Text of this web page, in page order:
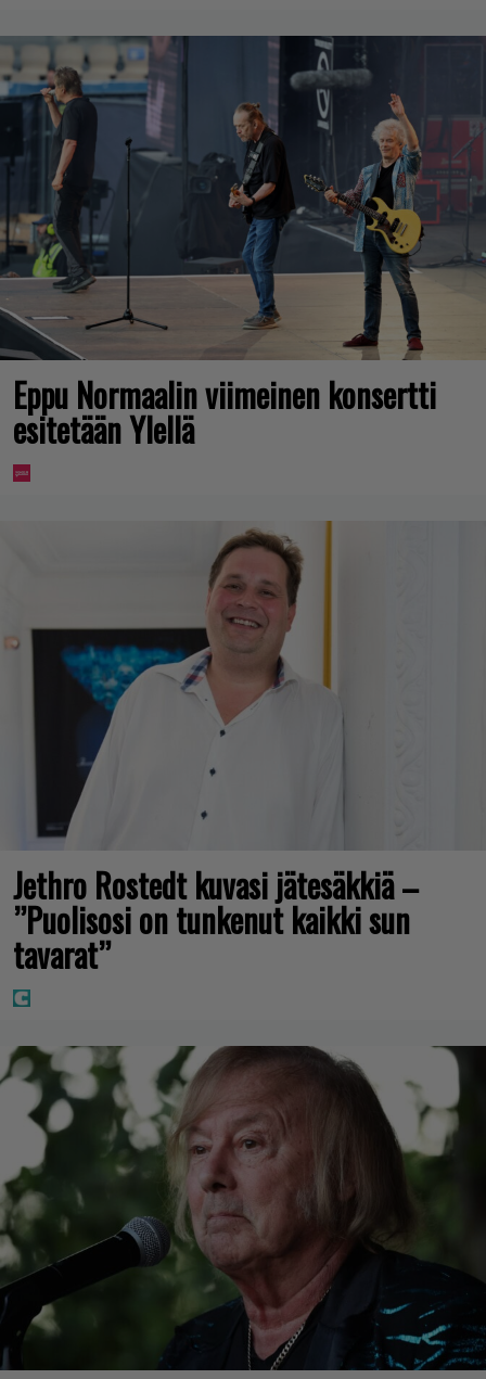
Eppu Normaalin viimeinen konsertti
esitetään Ylellä
Jethro Rostedt kuvasi jätesäkkiä –
”Puolisosi on tunkenut kaikki sun
tavarat”